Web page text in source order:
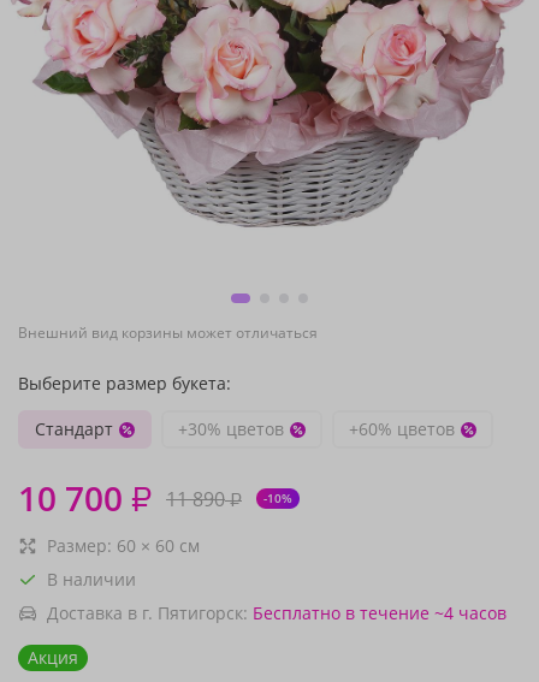
Внешний вид корзины может отличаться
Выберите размер букета:
Стандарт
+30% цветов +60% цветов
10 700 ₽ 11 890₽ -10%
Размер: 60 × 60 см
В наличии
Доставка в г. Пятигорск: Бесплатно в течение ~4 часов
Акция